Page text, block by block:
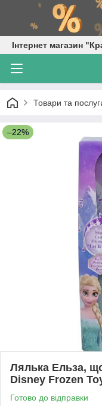
Інтернет магазин
Товари та
–22%
Лялька Ельза,
Disney Frozen
Готово до відправки